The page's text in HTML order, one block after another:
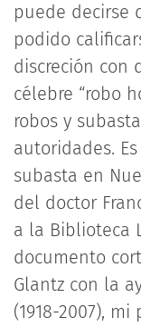
puede decirse
podido
discreción con
célebre “robo
robos y
autoridades.
subasta en
del doctor
a la Biblioteca
documento
Glantz con la
(1918-2007),